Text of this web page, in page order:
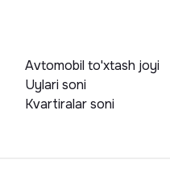
Avtomobil to'xtash joyi
Uylari soni
Kvartiralar soni